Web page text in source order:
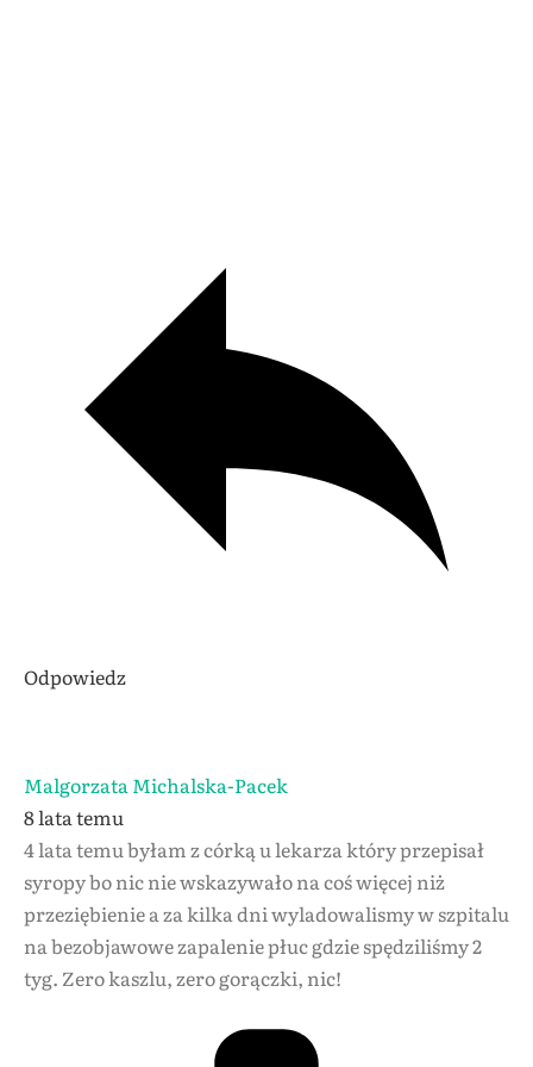
Odpowiedz
Malgorzata Michalska-Pacek
8 lata temu
4 lata temu byłam z córką u lekarza który przepisał
syropy bo nic nie wskazywało na coś więcej niż
przeziębienie a za kilka dni wyladowalismy w szpitalu
na bezobjawowe zapalenie płuc gdzie spędziliśmy 2
tyg. Zero kaszlu, zero gorączki, nic!